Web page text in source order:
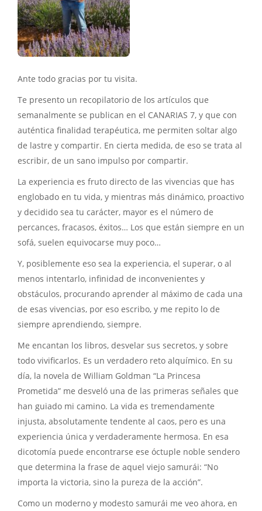
Ante todo gracias por tu visita.
Te presento un recopilatorio de los artículos que
semanalmente se publican en el CANARIAS 7, y que con
auténtica finalidad terapéutica, me permiten soltar algo
de lastre y compartir. En cierta medida, de eso se trata al
escribir, de un sano impulso por compartir.
La experiencia es fruto directo de las vivencias que has
englobado en tu vida, y mientras más dinámico, proactivo
y decidido sea tu carácter, mayor es el número de
percances, fracasos, éxitos… Los que están siempre en un
sofá, suelen equivocarse muy poco…
Y, posiblemente eso sea la experiencia, el superar, o al
menos intentarlo, infinidad de inconvenientes y
obstáculos, procurando aprender al máximo de cada una
de esas vivencias, por eso escribo, y me repito lo de
siempre aprendiendo, siempre.
Me encantan los libros, desvelar sus secretos, y sobre
todo vivificarlos. Es un verdadero reto alquímico. En su
día, la novela de William Goldman “La Princesa
Prometida” me desveló una de las primeras señales que
han guiado mi camino. La vida es tremendamente
injusta, absolutamente tendente al caos, pero es una
experiencia única y verdaderamente hermosa. En esa
dicotomía puede encontrarse ese óctuple noble sendero
que determina la frase de aquel viejo samurái: “No
importa la victoria, sino la pureza de la acción”.
Como un moderno y modesto samurái me veo ahora, en